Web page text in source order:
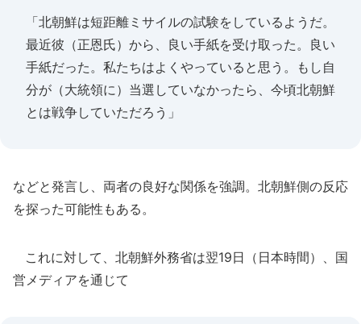
「北朝鮮は短距離ミサイルの試験をしているようだ。
最近彼（正恩氏）から、良い手紙を受け取った。良い
手紙だった。私たちはよくやっていると思う。もし自
分が（大統領に）当選していなかったら、今頃北朝鮮
とは戦争していただろう」
などと発言し、両者の良好な関係を強調。北朝鮮側の反応
を探った可能性もある。
これに対して、北朝鮮外務省は翌19日（日本時間）、国
営メディアを通じて